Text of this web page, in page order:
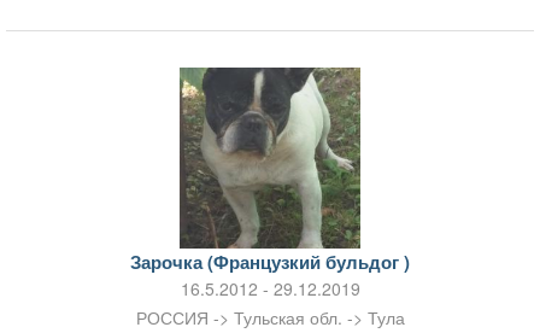
Зарочка (Французкий бульдог )
16.5.2012 - 29.12.2019
РОССИЯ -> Тульская обл. -> Тула